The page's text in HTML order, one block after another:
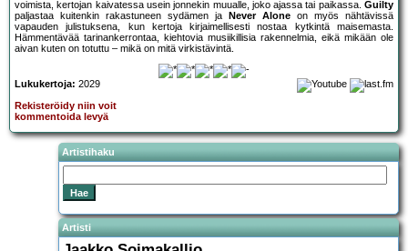
voimista, kertojan kaivatessa usein jonnekin muualle, joko ajassa tai paikassa. Guilty
paljastaa kuitenkin rakastuneen sydämen ja
Never Alone on myös nähtävissä
vapauden julistuksena, kun kertoja kirjaimellisesti nostaa kytkintä maisemasta.
Hämmentävää tarinankerrontaa, kiehtovia musiikillisia rakennelmia, eikä mikään ole
aivan kuten on totuttu – mikä on mitä virkistävintä.
Lukukertoja: 2029
Rekisteröidy niin voit
kommentoida levyä
Artistihaku
Artisti